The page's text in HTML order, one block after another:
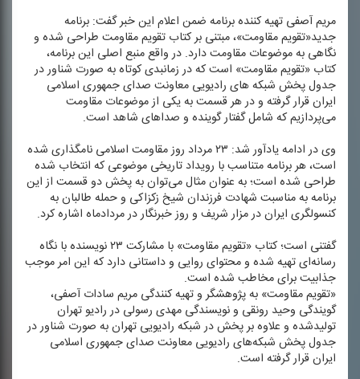
مریم آصفی تهیه كننده برنامه ضمن اعلام این خبر گفت: برنامه
جدید«تقویم مقاومت»، مبتنی بر كتاب تقویم مقاومت طراحی شده و
نگاهی به موضوعات مقاومت دارد. در واقع منبع اصلی این برنامه،
كتاب «تقویم مقاومت» است كه در زمانبدی كوتاه به صورت شناور در
جدول پخش شبكه های رادیویی معاونت صدای جمهوری اسلامی
ایران قرار گرفته و در هر قسمت به یكی از موضوعات مقاومت
می‌پردازیم كه شامل گفتار گوینده و صداهای شاهد است.
وی در ادامه یادآور شد: ۲۳ مرداد روز مقاومت اسلامی نامگذاری شده
است، هر برنامه متناسب با رویداد تاریخی موضوعی كه انتخاب شده
طراحی شده است؛ به عنوان مثال می‌توان به پخش دو قسمت از این
برنامه به مناسبت شهادت فرزندان شیخ زكزاكی و حمله طالبان به
كنسولگری ایران در مزار شریف و روز خبرنگار در مردادماه اشاره كرد.
گفتنی است؛ كتاب «تقویم مقاومت» با مشاركت ۲۳ نویسنده با نگاه
رسانه‌ای تهیه شده و محتوای روایی و داستانی دارد كه این امر موجب
جذابیت برای مخاطب شده است.
«تقویم مقاومت» به پژوهشگر و تهیه كنندگی مریم سادات آصفی،
گویندگی وحید رونقی و نویسندگی مهدی رسولی در رادیو تهران
تولیدشده و علاوه بر پخش در شبكه رادیویی تهران به صورت شناور در
جدول پخش شبكه‌های رادیویی معاونت صدای جمهوری اسلامی
ایران قرار گرفته است.